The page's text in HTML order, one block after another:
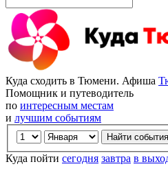
Куда сходить в Тюмени. Афиша
Помощник и путеводитель
по интересным местам
и лучшим событиям
Куда пойти сегодня завтра в